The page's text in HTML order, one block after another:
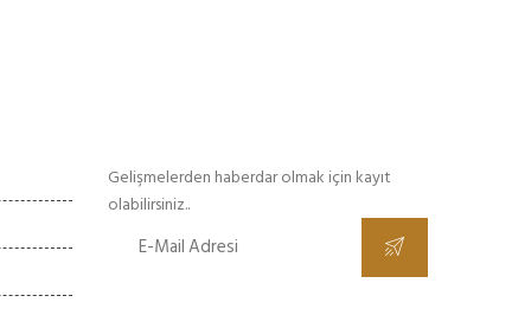
Gelişmelerden haberdar olmak için kayıt
olabilirsiniz..